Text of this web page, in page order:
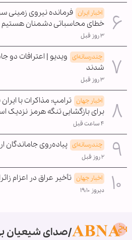
اخبار ایران فرمانده نیروی زمینی
خطای محاسباتی دشمنان هستیم
۳ روز قبل
چندرسانه‌ای ویدیو | اعترافات دو
شدند
۳ روز قبل
اخبار جهان ترامپ: مذاکرات با
برای بازگشایی تنگه هرمز نزدیک
۴ ساعت قبل
چندرسانه‌ای پیاده‌روی جاماندگان
۲ روز قبل
اخبار جهان تأخیر عراق در اعزام
دیروز ۱۹:۱۰
صدای شیعیان